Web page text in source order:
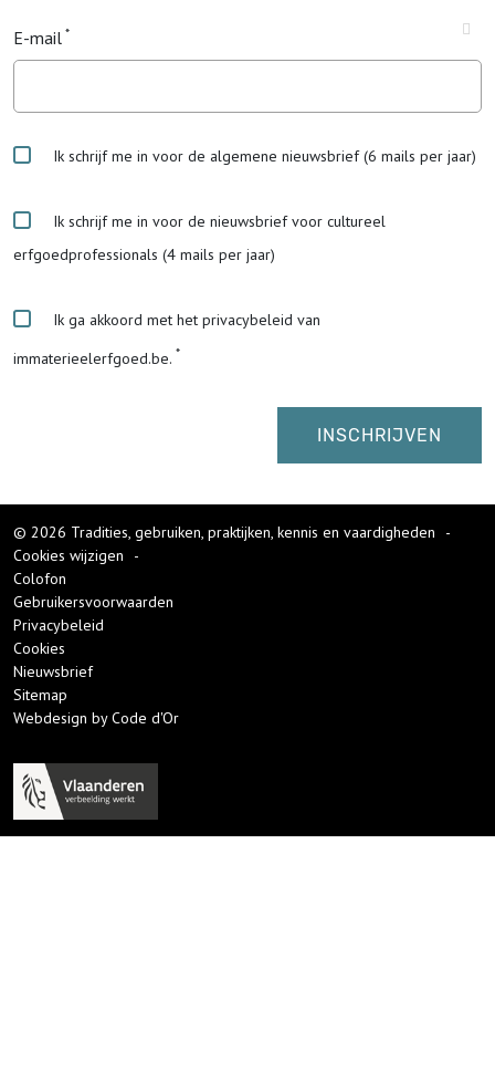
E-mail
Ik schrijf me in voor de algemene nieuwsbrief (6 mails per jaar)
Ik schrijf me in voor de nieuwsbrief voor cultureel
erfgoedprofessionals (4 mails per jaar)
Ik ga akkoord met het privacybeleid van
immaterieelerfgoed.be.
© 2026 Tradities, gebruiken, praktijken, kennis en vaardigheden
-
Cookies wijzigen
-
Colofon
Gebruikersvoorwaarden
Privacybeleid
Cookies
Nieuwsbrief
Sitemap
Webdesign by Code d'Or